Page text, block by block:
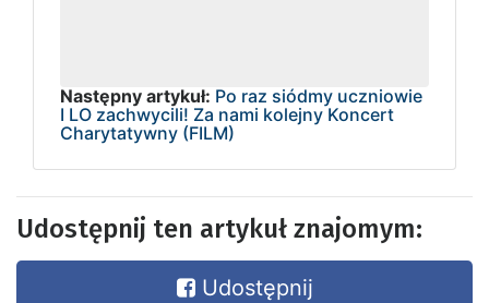
Następny artykuł: Po raz siódmy uczniowie
I LO zachwycili! Za nami kolejny Koncert
Charytatywny (FILM)
Udostępnij ten artykuł znajomym:
Udostępnij